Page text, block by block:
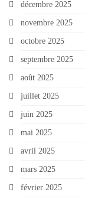
décembre 2025
novembre 2025
octobre 2025
septembre 2025
août 2025
juillet 2025
juin 2025
mai 2025
avril 2025
mars 2025
février 2025